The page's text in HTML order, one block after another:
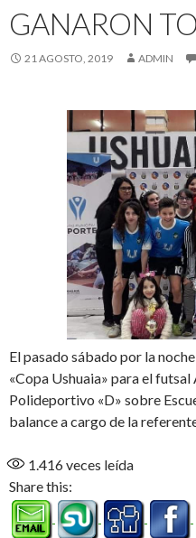
GANARON
21 AGOSTO, 2019 ADMIN
El pasado sábado por la
«Copa Ushuaia» para el
Polideportivo «D» sobre
balance a cargo de la
1.416veces leída
Share this: